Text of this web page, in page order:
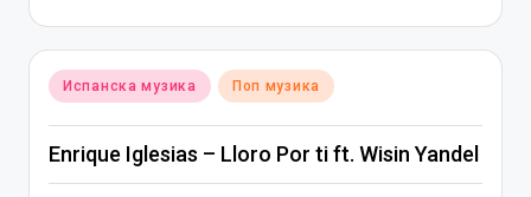
Posted
in
Испанска музика Поп музика
Enrique Iglesias – Lloro Por ti ft. Wisin Yandel